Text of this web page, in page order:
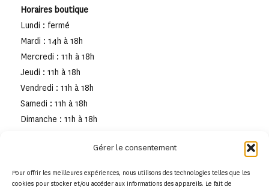
Gérer le consentement
Pour offrir les meilleures expériences, nous utilisons des technologies telles que les
cookies pour stocker et/ou accéder aux informations des appareils. Le fait de
Horaires boutique
Lundi : fermé
Mardi : 14h à 18h
Mercredi : 11h à 18h
Jeudi : 11h à 18h
Vendredi : 11h à 18h
Samedi : 11h à 18h
Dimanche : 11h à 18h